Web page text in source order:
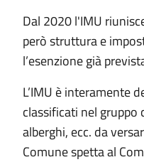
Dal 2020 l'IMU
però struttura e
l’esenzione già
L’IMU è interamente
classificati nel
alberghi, ecc. da
Comune spetta al